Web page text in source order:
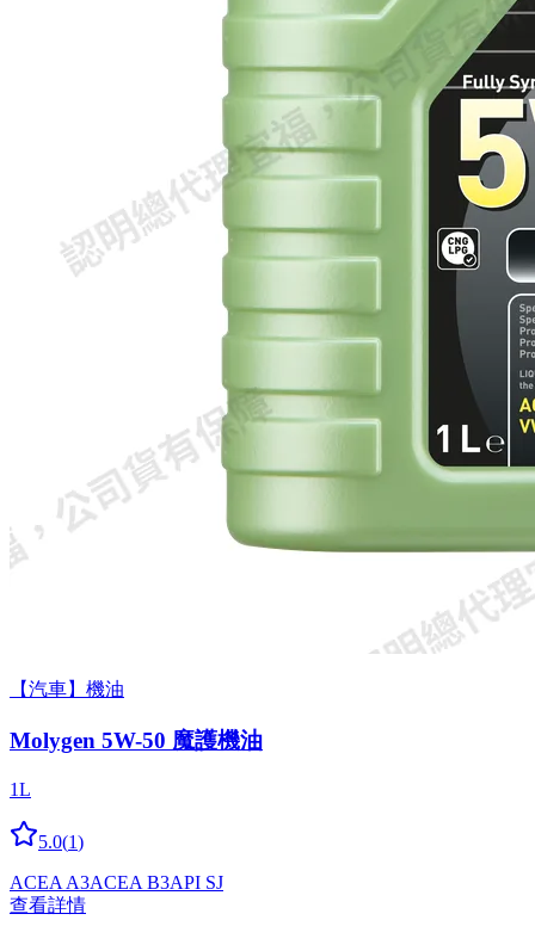
【汽車】機油
Molygen 5W-50 魔護機油
1L
5.0(1)
ACEA A3ACEA B3API SJ
查看詳情